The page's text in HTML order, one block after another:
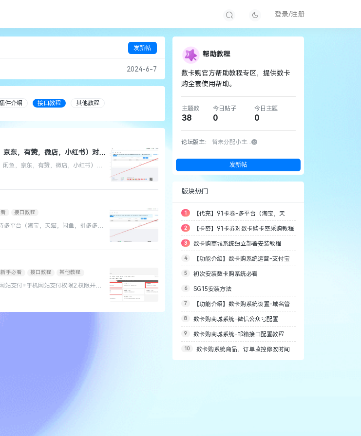
登录/注册
发新帖
2024-6-7
件介绍 接口教程 其他教程
京东，有赞，微店，小红书）对接
教程
鱼，京东，有赞，微店，小红书）直
接口教程
平台（淘宝，天猫，闲鱼，拼多多，
新手必看 接口教程 其他教程
站支付+手机网站支付权限2.权限开通
帮助教程
数卡购官方帮助教程专区，提供数卡
购全套使用帮助。
主题数
38
今日贴子
0
今日主题
0
论坛版主： 暂未分配小主...
发新帖
版块热门
1 【代充】91卡卷-多平台（淘宝，天
猫，闲鱼，京东，有赞，微店，小红书）对
接数卡购充值（阿奇索自动发货）
2 【卡密】91卡券对数卡购卡密采购教程
3 数卡购商城系统独立部署安装教程
4 【功能介绍】数卡购系统运营-支付宝
转账功能说明
5 初次安装数卡购系统必看
6 SG15安装方法
7 【功能介绍】数卡购系统设置-域名管
理功能说明
8 数卡购商城系统-微信公众号配置
9 数卡购商城系统-邮箱接口配置教程
10 数卡购系统商品、订单监控修改时间